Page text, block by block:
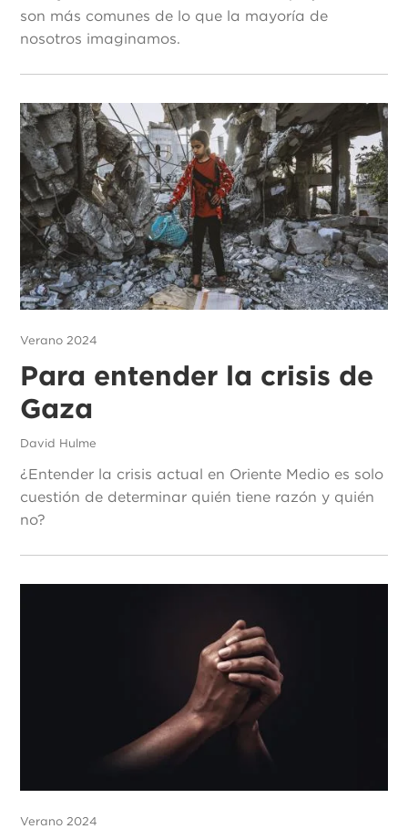
son más comunes de lo que la mayoría de
nosotros imaginamos.
Verano 2024
Para entender la crisis de
Gaza
David Hulme
¿Entender la crisis actual en Oriente Medio es solo
cuestión de determinar quién tiene razón y quién
no?
Verano 2024